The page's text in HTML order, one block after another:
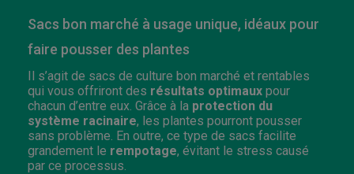
Sacs bon marché à usage unique, idéaux pour
faire pousser des plantes
Il s’agit de sacs de culture bon marché et rentables
qui vous offriront des résultats optimaux pour
chacun d’entre eux. Grâce à la protection du
système racinaire, les plantes pourront pousser
sans problème. En outre, ce type de sacs facilite
grandement le rempotage, évitant le stress causé
par ce processus.